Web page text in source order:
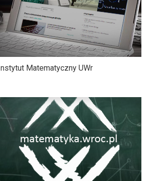
Instytut Matematyczny UWr